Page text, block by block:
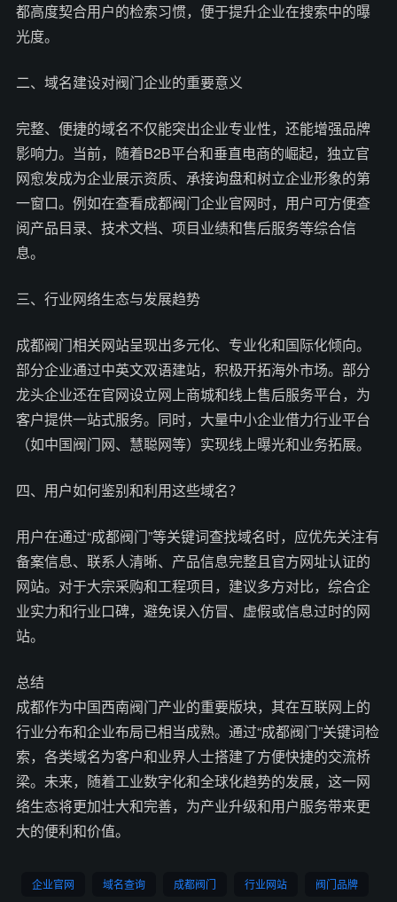
都高度契合用户的检索习惯，便于提升企业在搜索中的曝
光度。
二、域名建设对阀门企业的重要意义
完整、便捷的域名不仅能突出企业专业性，还能增强品牌
影响力。当前，随着B2B平台和垂直电商的崛起，独立官
网愈发成为企业展示资质、承接询盘和树立企业形象的第
一窗口。例如在查看成都阀门企业官网时，用户可方便查
阅产品目录、技术文档、项目业绩和售后服务等综合信
息。
三、行业网络生态与发展趋势
成都阀门相关网站呈现出多元化、专业化和国际化倾向。
部分企业通过中英文双语建站，积极开拓海外市场。部分
龙头企业还在官网设立网上商城和线上售后服务平台，为
客户提供一站式服务。同时，大量中小企业借力行业平台
（如中国阀门网、慧聪网等）实现线上曝光和业务拓展。
四、用户如何鉴别和利用这些域名？
用户在通过“成都阀门”等关键词查找域名时，应优先关注有
备案信息、联系人清晰、产品信息完整且官方网址认证的
网站。对于大宗采购和工程项目，建议多方对比，综合企
业实力和行业口碑，避免误入仿冒、虚假或信息过时的网
站。
总结
成都作为中国西南阀门产业的重要版块，其在互联网上的
行业分布和企业布局已相当成熟。通过“成都阀门”关键词检
索，各类域名为客户和业界人士搭建了方便快捷的交流桥
梁。未来，随着工业数字化和全球化趋势的发展，这一网
络生态将更加壮大和完善，为产业升级和用户服务带来更
大的便利和价值。
企业官网 域名查询 成都阀门 行业网站 阀门品牌